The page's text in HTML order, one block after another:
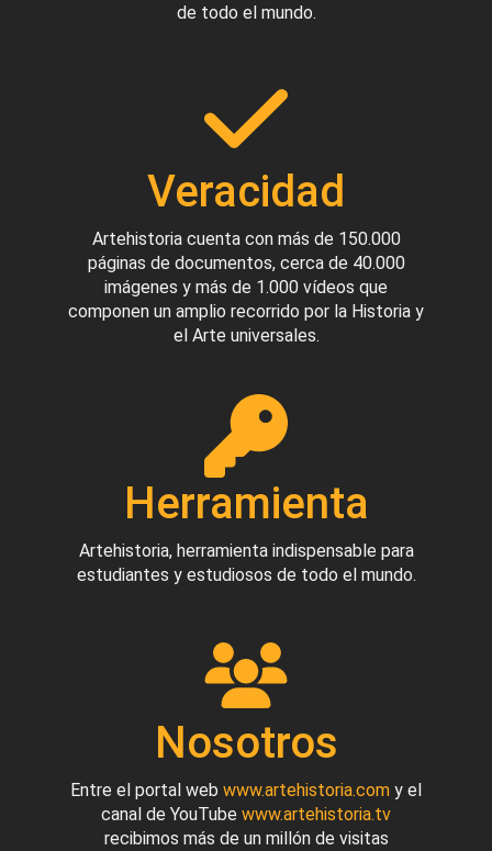
de todo el mundo.
Veracidad
Artehistoria cuenta con más de 150.000
páginas de documentos, cerca de 40.000
imágenes y más de 1.000 vídeos que
componen un amplio recorrido por la Historia y
el Arte universales.
Herramienta
Artehistoria, herramienta indispensable para
estudiantes y estudiosos de todo el mundo.
Nosotros
Entre el portal web www.artehistoria.com y el
canal de YouTube www.artehistoria.tv
recibimos más de un millón de visitas